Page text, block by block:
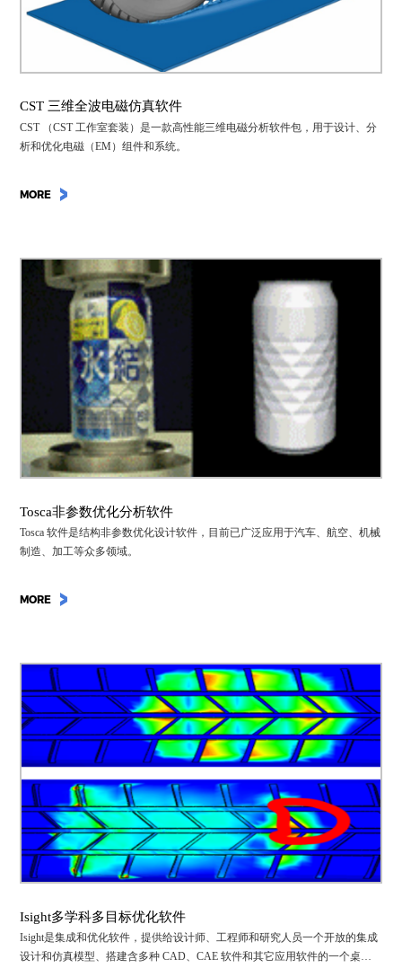
CST 三维全波电磁仿真软件
CST （CST 工作室套装）是一款高性能三维电磁分析软件包，用于设计、分
析和优化电磁（EM）组件和系统。
MORE
Tosca非参数优化分析软件
Tosca 软件是结构非参数优化设计软件，目前已广泛应用于汽车、航空、机械
制造、加工等众多领域。
MORE
Isight多学科多目标优化软件
Isight是集成和优化软件，提供给设计师、工程师和研究人员一个开放的集成
设计和仿真模型、搭建含多种 CAD、CAE 软件和其它应用软件的一个桌面